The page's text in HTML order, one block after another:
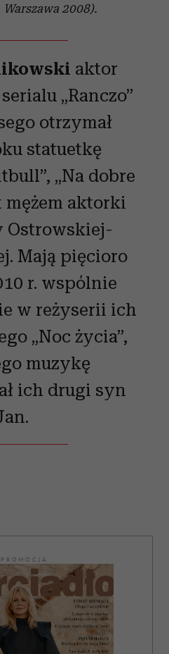
2008).
aktor
„Ranczo”
otrzymał
statuetkę
„Na dobre
mężem aktorki
Ostrowskiej-
Mają pięcioro
r. wspólnie
w reżyserii ich
„Noc życia”,
muzykę
ich drugi syn